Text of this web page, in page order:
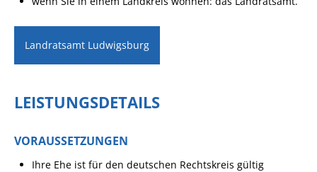
Landratsamt Ludwigsburg
LEISTUNGSDETAILS
VORAUSSETZUNGEN
Ihre Ehe ist für den deutschen Rechtskreis gültig